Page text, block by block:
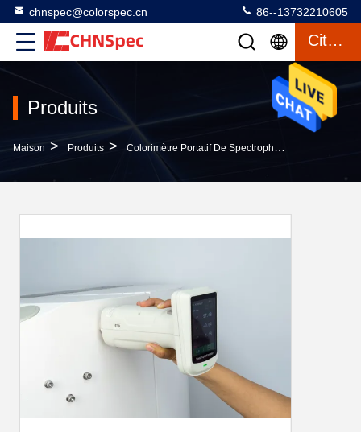
chnspec@colorspec.cn 86--13732210605
Citation
Produits
Maison > Produits > Colorimètre Portatif De Spectrophotomètre